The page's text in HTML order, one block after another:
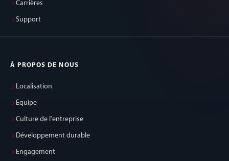
Carrières
Support
À PROPOS DE NOUS
Localisation
Équipe
Culture de l'entreprise
Développement durable
Engagement